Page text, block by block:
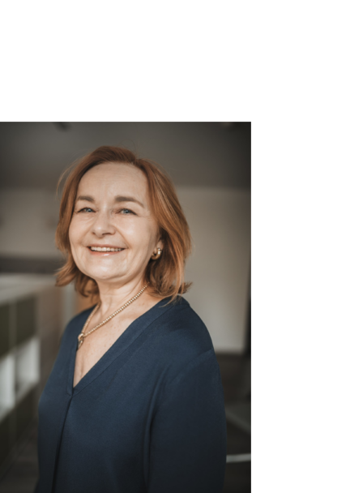
“Wir sind vielseitig, flexibel, dynamisch,
innovativ, ziel- und leistungsorientiert,
manchmal unkonventionell und immer stark
motiviert – für Sie, unsere MandantenInnen
und für uns, den KollegenInnen.
Zusammenarbeit und Kommunikation auf
Höchstmaß an Zufriedenheit. Die Arbeit und